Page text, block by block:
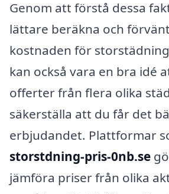
Genom att förstå dessa
lättare beräkna och
kostnaden för
kan också vara en bra idé
offerter från flera olika
säkerställa att du får det
erbjudandet. Plattformar
storstdning-pris-0nb.se
jämföra priser från olika